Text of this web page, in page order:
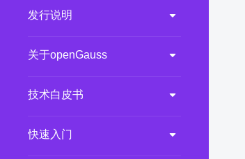
6.0.0 (LTS)
5.1.0 (Preview)
2.0.0 (LTS)
发行说明
关于openGauss
技术白皮书
快速入门